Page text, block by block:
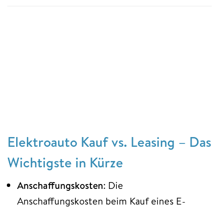
Elektroauto Kauf vs. Leasing – Das
Wichtigste in Kürze
Anschaffungskosten: Die
Anschaffungskosten beim Kauf eines E-